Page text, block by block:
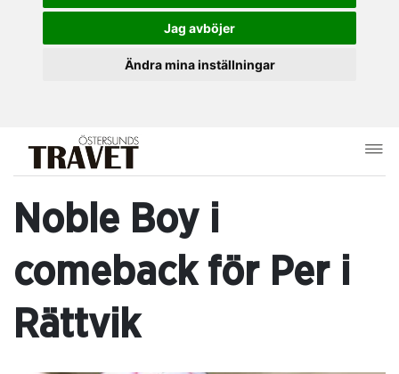
Jag avböjer
Ändra mina inställningar
Noble Boy i
comeback för Per i
Rättvik